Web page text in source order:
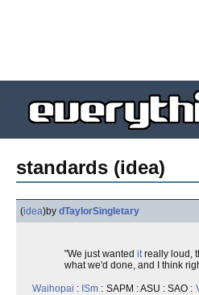
standards (idea)
(idea)by dTaylorSingletary
"We just wanted itreally loud,
what we'd done, and I think
Waihopai : ISm : SAPM : ASU : SAO :